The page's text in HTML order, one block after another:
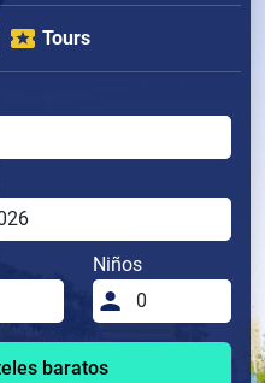
Tours
Niños
baratos